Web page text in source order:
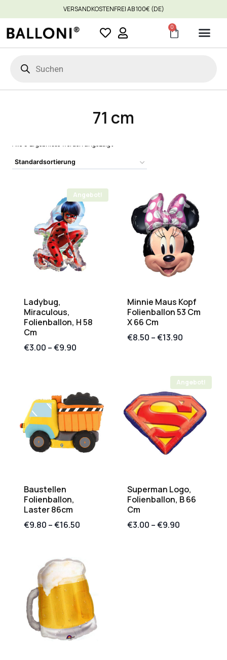
VERSANDKOSTENFREI AB 100€ (DE)
0
71 cm
Alle 5 Ergebnisse werden angezeigt
Angebot!
Ladybug,
Miraculous,
Folienballon, H 58
Cm
€3.00 –€9.90
Minnie Maus Kopf
Folienballon 53 Cm
X 66 Cm
€8.50 –€13.90
Baustellen
Folienballon,
Laster 86cm
€9.80 –€16.50
Angebot!
Superman Logo,
Folienballon, B 66
Cm
€3.00 –€9.90